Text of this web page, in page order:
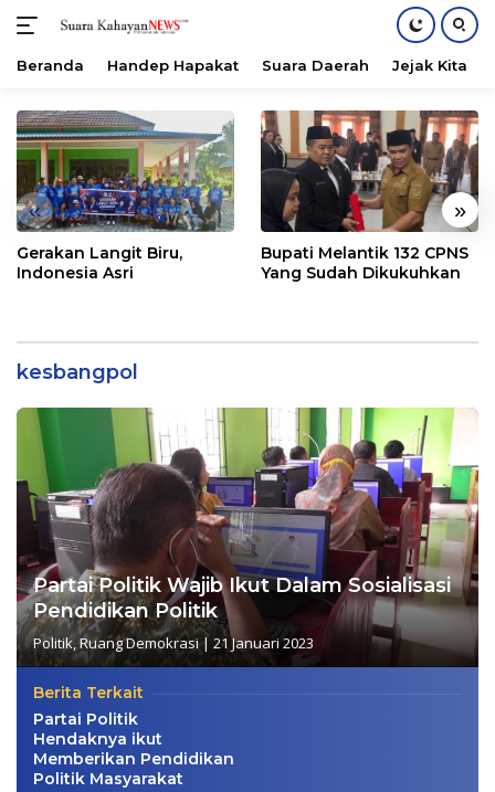
konten
Beranda Handep Hapakat Suara Daerah Jejak Kita
« »
Gerakan Langit Biru,
Indonesia Asri
Bupati Melantik 132 CPNS
Yang Sudah Dikukuhkan
kesbangpol
Partai Politik Wajib Ikut Dalam Sosialisasi
Pendidikan Politik
Politik,Ruang Demokrasi | 21 Januari 2023
Berita Terkait
Partai Politik
Hendaknya ikut
Memberikan Pendidikan
Politik Masyarakat